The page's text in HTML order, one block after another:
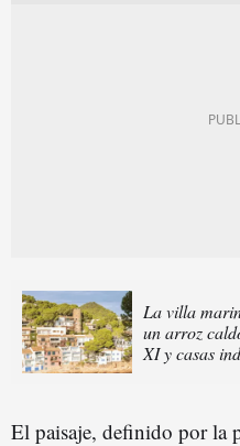
La villa
un arroz
XI y casas
El paisaje, definido por la